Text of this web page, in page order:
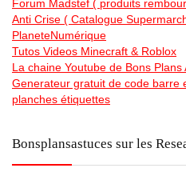
Forum Madstef ( produits
Anti Crise ( Catalogue
PlaneteNumérique
Tutos Videos Minecraft & Roblox
La chaine Youtube de Bons Plans
Generateur gratuit de code barre
planches étiquettes
Bonsplansastuces sur les